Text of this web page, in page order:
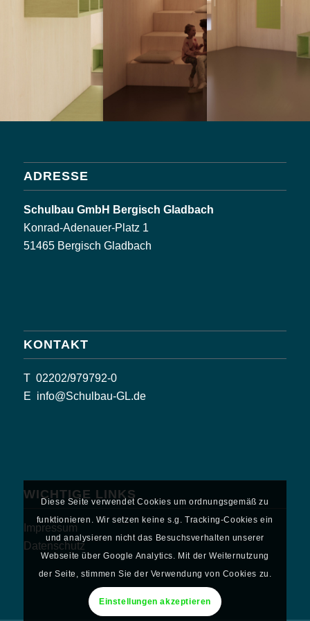
ADRESSE
Schulbau GmbH Bergisch Gladbach
Konrad-Adenauer-Platz 1
51465 Bergisch Gladbach
KONTAKT
T 02202/979792-0
E info@Schulbau-GL.de
WICHTIGE LINKS
Impressum
Datenschutz
Diese Seite verwendet Cookies um ordnungsgemäß zu
funktionieren. Wir setzen keine s.g. Tracking-Cookies ein
und analysieren nicht das Besuchsverhalten unserer
Webseite über Google Analytics. Mit der Weiternutzung
der Seite, stimmen Sie der Verwendung von Cookies zu.
Einstellungen akzeptieren